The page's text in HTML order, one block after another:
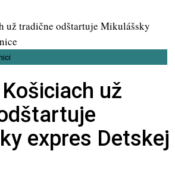
už
expres Detskej